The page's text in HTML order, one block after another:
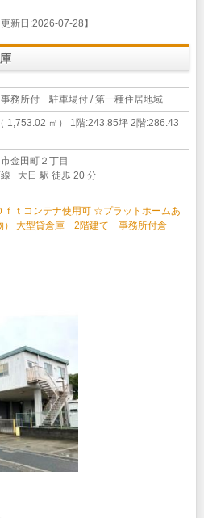
更新日:2026-07-28】
務所付 駐車場付 / 第一種住居地域
1,753.02 ㎡）
1階:243.85坪 2階:286.43
金田町２丁目
大日 駅 徒歩 20 分
ｔコンテナ使用可 ☆プラットホームあ
） 大型貸倉庫 2階建て 事務所付倉